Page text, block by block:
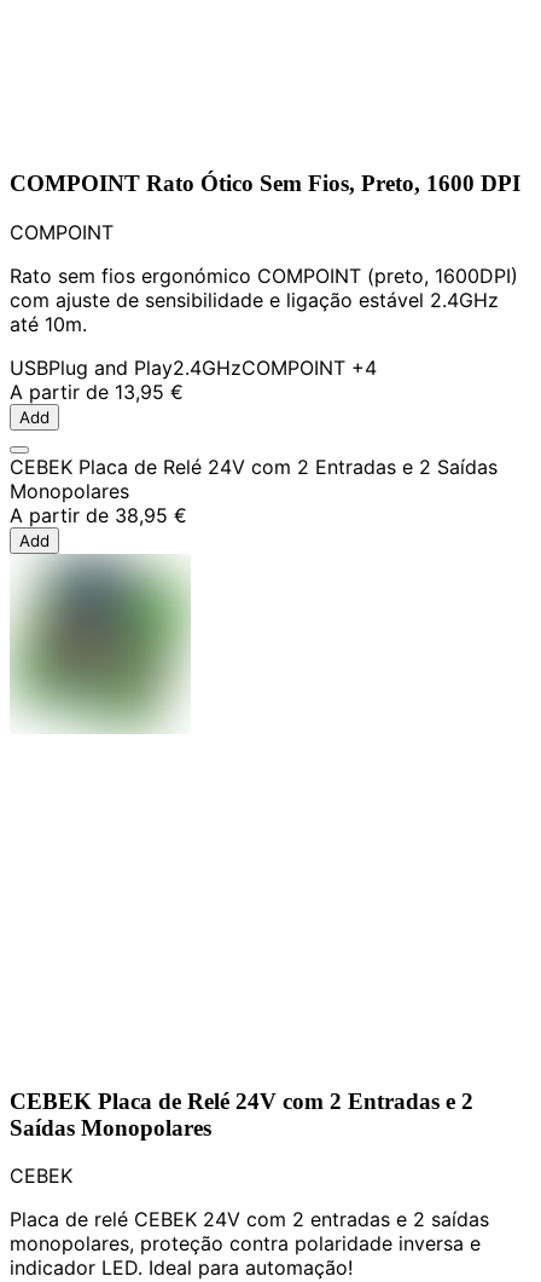
COMPOINT Rato Ótico Sem Fios, Preto, 1600 DPI
COMPOINT
Rato sem fios ergonómico COMPOINT (preto, 1600DPI)
com ajuste de sensibilidade e ligação estável 2.4GHz
até 10m.
USBPlug and Play2.4GHzCOMPOINT +4
A partir de 13,95 €
Add
CEBEK Placa de Relé 24V com 2 Entradas e 2 Saídas
Monopolares
A partir de 38,95 €
Add
CEBEK Placa de Relé 24V com 2 Entradas e 2
Saídas Monopolares
CEBEK
Placa de relé CEBEK 24V com 2 entradas e 2 saídas
monopolares, proteção contra polaridade inversa e
indicador LED. Ideal para automação!